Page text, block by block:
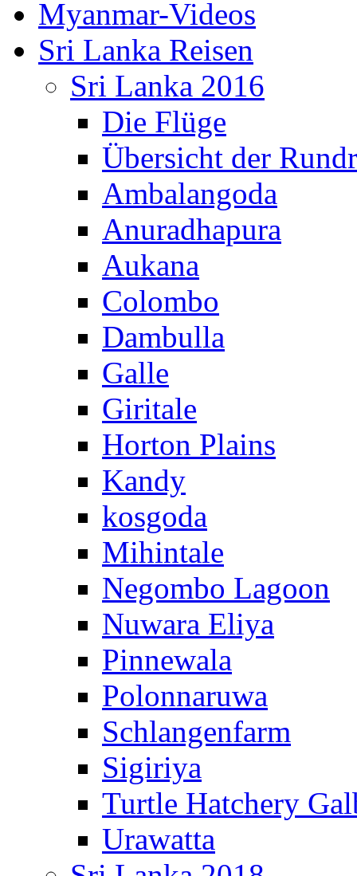
Myanmar-Videos
Sri Lanka Reisen
Sri Lanka 2016
Die Flüge
Übersicht der
Ambalangoda
Anuradhapura
Aukana
Colombo
Dambulla
Galle
Giritale
Horton Plains
Kandy
kosgoda
Mihintale
Negombo Lagoon
Nuwara Eliya
Pinnewala
Polonnaruwa
Schlangenfarm
Sigiriya
Turtle Hatchery
Urawatta